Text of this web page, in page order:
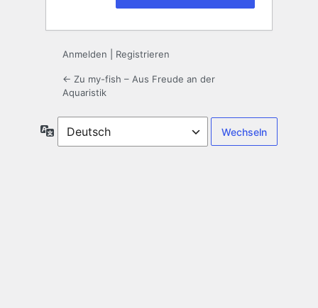
Anmelden Registrieren
← Zu my-fish – Aus Freude an der
Aquaristik
Sprache